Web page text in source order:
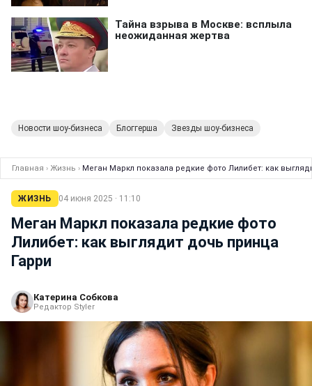
Новости шоу-бизнеса Блоггерша Звезды шоу-бизнеса
Главная › Жизнь › Меган Маркл показала редкие фото Лилибет: как
ЖИЗНЬ 04 июня 2025 · 11:10
Меган Маркл показала редкие фото
Лилибет: как выглядит дочь принца
Гарри
Катерина Собкова
Редактор Styler